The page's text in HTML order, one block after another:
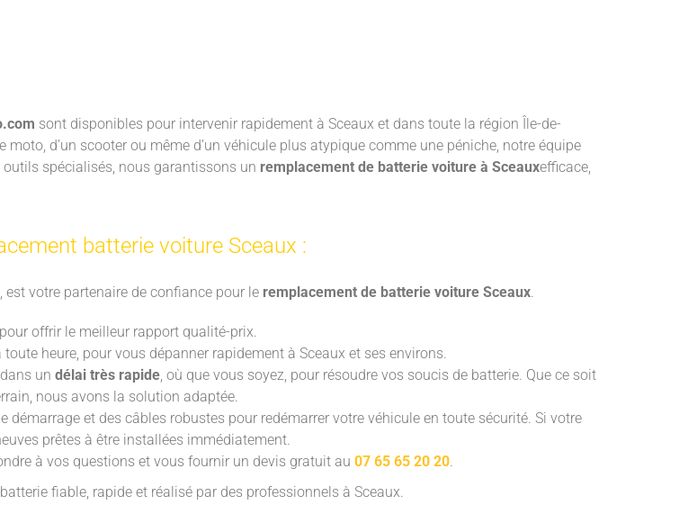
sont disponibles pour intervenir rapidement à Sceaux et dans toute la région Île-de-
moto, d’un scooter ou même d’un véhicule plus atypique comme une péniche, notre équipe
spécialisés, nous garantissons un remplacement de batterie voiture à Sceauxefficace,
batterie voiture Sceaux :
est votre partenaire de confiance pour le remplacement de batterie voiture Sceaux.
offrir le meilleur rapport qualité-prix.
toute heure, pour vous dépanner rapidement à Sceaux et ses environs.
un délai très rapide, où que vous soyez, pour résoudre vos soucis de batterie. Que ce soit
nous avons la solution adaptée.
démarrage et des câbles robustes pour redémarrer votre véhicule en toute sécurité. Si votre
prêtes à être installées immédiatement.
à vos questions et vous fournir un devis gratuit au 07 65 65 20 20.
fiable, rapide et réalisé par des professionnels à Sceaux.